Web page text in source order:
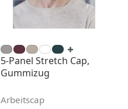
5-Panel Stretch Cap,
Gummizug
Arbeitscap